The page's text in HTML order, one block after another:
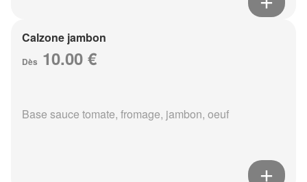
Calzone jambon
Dès 10.00 €
Base sauce tomate, fromage, jambon, oeuf